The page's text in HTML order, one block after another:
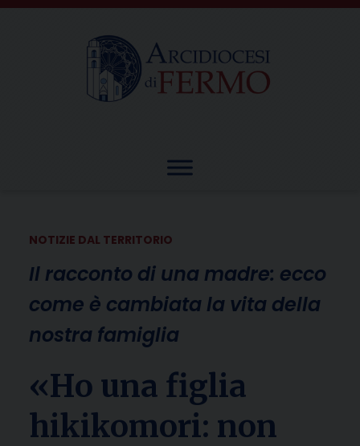
Skip
NOTIZIE DAL TERRITORIO
Il racconto di una madre: ecco
come è cambiata la vita della
nostra famiglia
«Ho una figlia
hikikomori: non